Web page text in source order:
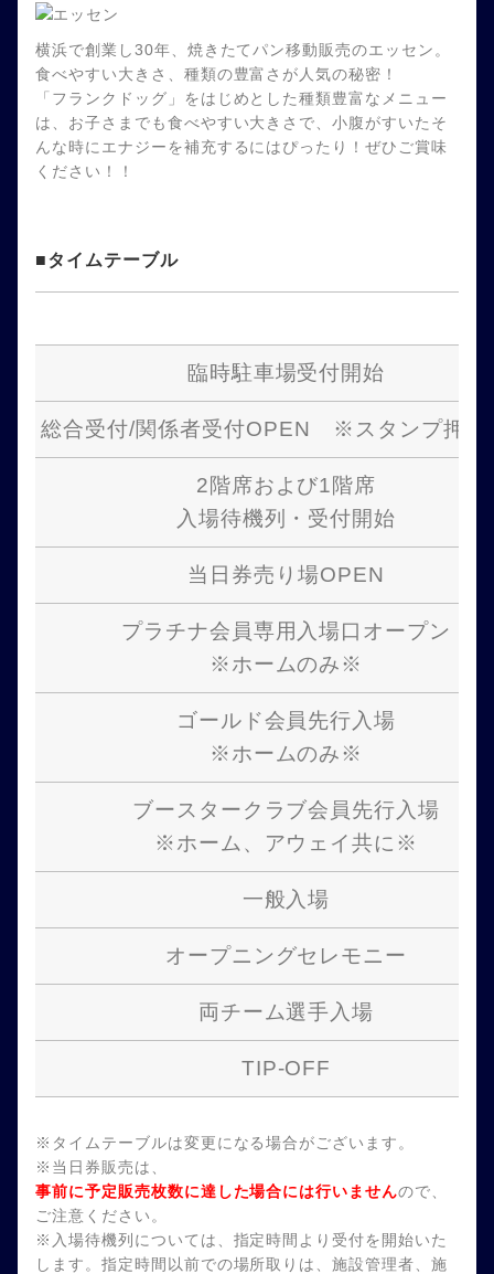
横浜で創業し30年、焼きたてパン移動販売のエッセン。
食べやすい大きさ、種類の豊富さが人気の秘密！
「フランクドッグ」をはじめとした種類豊富なメニュー
は、お子さまでも食べやすい大きさで、小腹がすいたそ
んな時にエナジーを補充するにはぴったり！ぜひご賞味
ください！！
■タイムテーブル
臨時駐車場受付開始
総合受付/関係者受付OPEN ※スタンプ押印
2階席および1階席
入場待機列・受付開始
当日券売り場OPEN
プラチナ会員専用入場口オープン
※ホームのみ※
ゴールド会員先行入場
※ホームのみ※
ブースタークラブ会員先行入場
※ホーム、アウェイ共に※
一般入場
オープニングセレモニー
両チーム選手入場
TIP-OFF
※タイムテーブルは変更になる場合がございます。
※当日券販売は、
事前に予定販売枚数に達した場合には行いませんので、
ご注意ください。
※入場待機列については、指定時間より受付を開始いた
します。指定時間以前での場所取りは、施設管理者、施